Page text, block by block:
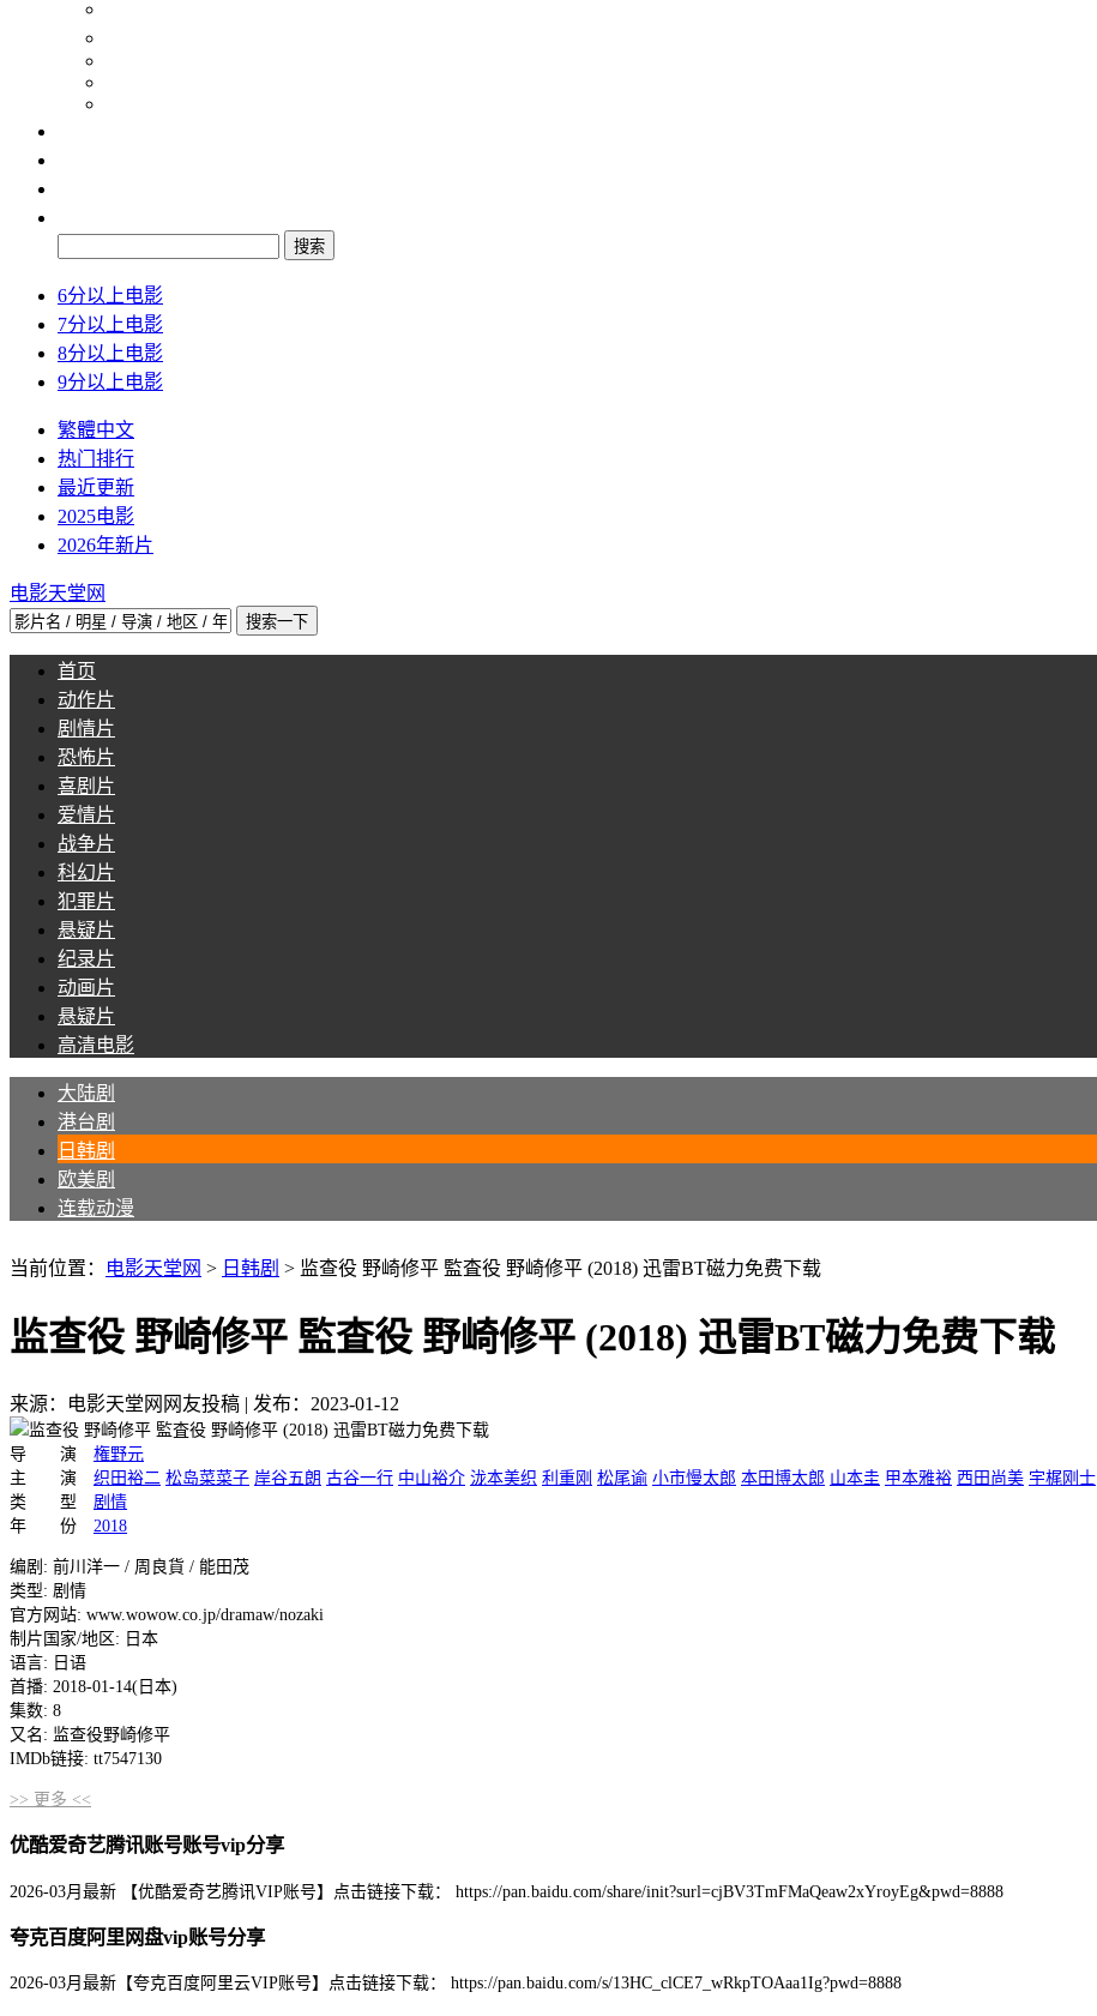
6分以上电影
7分以上电影
8分以上电影
9分以上电影
繁體中文
热门排行
最近更新
2025电影
2026年新片
电影天堂网
首页
动作片
剧情片
恐怖片
喜剧片
爱情片
战争片
科幻片
犯罪片
悬疑片
纪录片
动画片
悬疑片
高清电影
大陆剧
港台剧
日韩剧
欧美剧
连载动漫
当前位置： 电影天堂网 > 日韩剧 > 监查役 野崎修平 監査役 野崎修平 (2018) 迅雷BT磁力免费下载
监查役 野崎修平 監査役 野崎修平 (2018) 迅雷BT磁力免费下载
来源：电影天堂网网友投稿 | 发布：2023-01-12
导 演 権野元
主 演 织田裕二 松岛菜菜子 岸谷五朗 古谷一行 中山裕介 泷本美织 利重刚 松尾谕 小市慢太郎 本田博太郎 山本圭 甲本雅裕 西田尚美 宇梶刚士
类 型 剧情
年 份 2018
编剧: 前川洋一 / 周良貨 / 能田茂
类型: 剧情
官方网站: www.wowow.co.jp/dramaw/nozaki
制片国家/地区: 日本
语言: 日语
首播: 2018-01-14(日本)
集数: 8
又名: 监查役野崎修平
IMDb链接: tt7547130
>> 更多 <<
优酷爱奇艺腾讯账号账号vip分享
2026-03月最新 【优酷爱奇艺腾讯VIP账号】点击链接下载： https://pan.baidu.com/share/init?surl=cjBV3TmFMaQeaw2xYroyEg&pwd=8888
夸克百度阿里网盘vip账号分享
2026-03月最新【夸克百度阿里云VIP账号】点击链接下载： https://pan.baidu.com/s/13HC_clCE7_wRkpTOAaa1Ig?pwd=8888